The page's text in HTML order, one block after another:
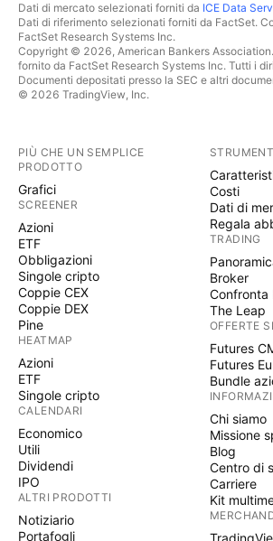
Dati di mercato selezionati forniti da ICE Data
Dati di riferimento selezionati forniti da FactSet.
FactSet Research Systems Inc.
Copyright © 2026, American Bankers
fornito da FactSet Research Systems Inc. Tutti i
Documenti depositati presso la SEC e altri
© 2026 TradingView, Inc.
PIÙ CHE UN SEMPLICE
PRODOTTO
Grafici
SCREENER
Azioni
ETF
Obbligazioni
Singole cripto
Coppie CEX
Coppie DEX
Pine
HEATMAP
Azioni
ETF
Singole cripto
CALENDARI
Economico
Utili
Dividendi
IPO
ALTRI PRODOTTI
Notiziario
Portafogli
Costi
Dati di
Regala
TRADING
Broker
Confronta
The Leap
OFFERTE
Futures
Futures
Bundle
Chi siamo
Missione
Blog
Centro di
Carriere
Kit